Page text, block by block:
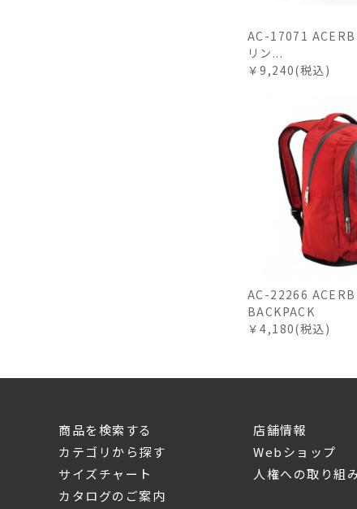
AC-17071
リン...
￥9,240(税込)
AC-22266
BACKPACK
￥4,180(税込)
商品を検索する
カテゴリから探す
サイズチャート
カタログのご案内
店舗情報
Webショップ
人権への取り組